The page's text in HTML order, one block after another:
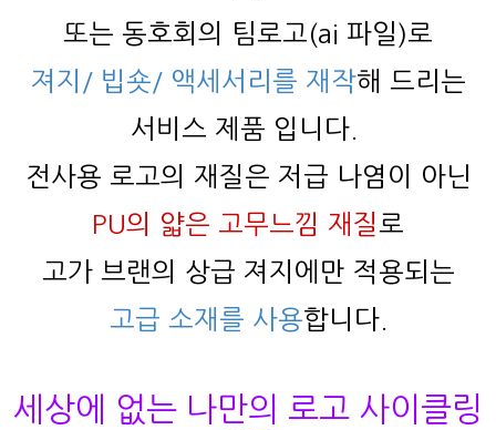
또는 동호회의 팀로고(ai 파일)로
져지/ 빕숏/ 액세서리를 재작해 드리는
서비스 제품 입니다.
전사용 로고의 재질은 저급 나염이 아닌
PU의 얇은 고무느낌 재질로
고가 브랜의 상급 져지에만 적용되는
고급 소재를 사용합니다.
세상에 없는 나만의 로고 사이클링